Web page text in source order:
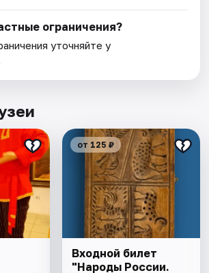
ограничения?
уточняйте у
от 125 ₽
Входной билет
"Народы России.